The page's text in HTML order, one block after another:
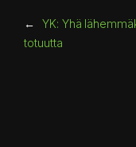
←
YK: Yhä
totuutta